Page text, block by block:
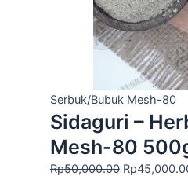
Serbuk/Bubuk Mesh-80
Sidaguri –
Mesh-80
Rp50,000.00 Rp